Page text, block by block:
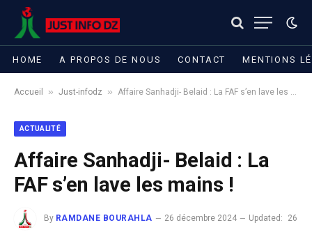
HOME A PROPOS DE NOUS CONTACT MENTIONS
Accueil » Just-infodz » Affaire Sanhadji- Belaid : La FAF s’en lave les mains !
ACTUALITÉ
Affaire Sanhadji- Belaid : La
FAF s’en lave les mains !
By RAMDANE BOURAHLA 26 décembre 2024 Updated:
26